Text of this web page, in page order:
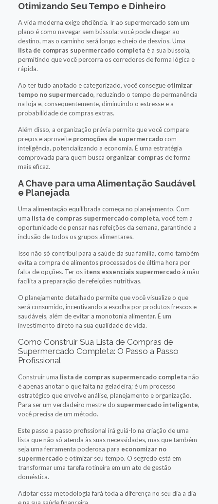
Otimizando Seu Tempo e Dinheiro
A vida moderna exige eficiência. Ir ao supermercado sem um
plano é como navegar sem bússola: você pode chegar ao
destino, mas o caminho será longo e cheio de desvios. Uma
lista de compras supermercado completaé a sua bússola,
permitindo que você percorra os corredores de forma lógica e
rápida.
Ao ter tudo anotado e categorizado, você consegue otimizar
tempo no supermercado, reduzindo o tempo de permanência
na loja e, consequentemente, diminuindo o estresse e a
probabilidade de compras extras.
Além disso, a organização prévia permite que você compare
preços e aproveite promoções de supermercadocom
inteligência, potencializando a economia. É uma estratégia
comprovada para quem busca organizar compras de forma
mais eficaz.
A Chave para uma Alimentação Saudável
e Planejada
Uma alimentação equilibrada começa no planejamento. Com
uma lista de compras supermercado completa, você tem a
oportunidade de pensar nas refeições da semana, garantindo a
inclusão de todos os grupos alimentares.
Isso não só contribui para a saúde da sua família, como também
evita a compra de alimentos processados de última hora por
falta de opções. Ter os itens essenciais supermercadoà mão
facilita a preparação de refeições nutritivas.
O planejamento detalhado permite que você visualize o que
será consumido, incentivando a escolha por produtos frescos e
saudáveis, além de evitar a monotonia alimentar. É um
investimento direto na sua qualidade de vida.
Como Construir Sua Lista de Compras de
Supermercado Completa: O Passo a Passo
Profissional
Construir uma lista de compras supermercado completanão
é apenas anotar o que falta na geladeira; é um processo
estratégico que envolve análise, planejamento e organização.
Para ser um verdadeiro mestre do supermercado inteligente,
você precisa de um método.
Este passo a passo profissional irá guiá-lo na criação de uma
lista que não só atenda às suas necessidades, mas que também
seja uma ferramenta poderosa para economizar no
supermercadoe otimizar seu tempo. O segredo está em
transformar uma tarefa rotineira em um ato de gestão
doméstica.
Adotar essa metodologia fará toda a diferença no seu dia a dia
e na sua saúde financeira.